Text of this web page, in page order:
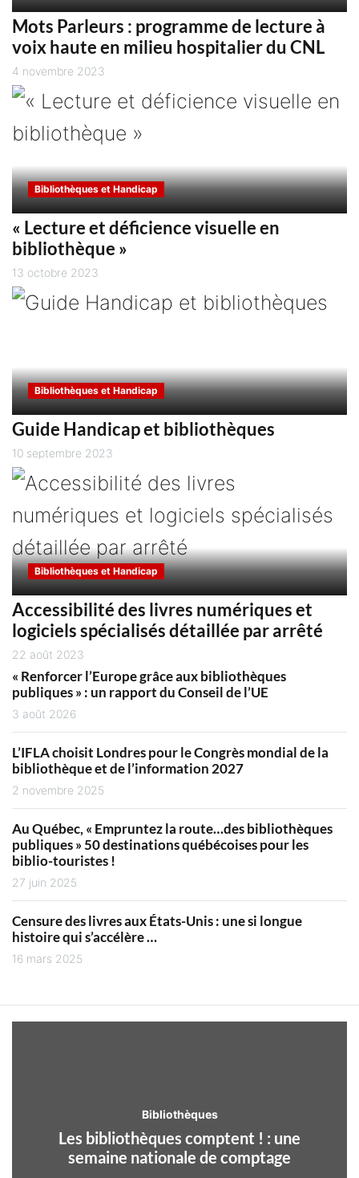
Mots Parleurs : programme de lecture à
voix haute en milieu hospitalier du CNL
4 novembre 2023
Bibliothèques et Handicap
« Lecture et déficience visuelle en
bibliothèque »
13 octobre 2023
Bibliothèques et Handicap
Guide Handicap et bibliothèques
10 septembre 2023
Bibliothèques et Handicap
Accessibilité des livres numériques et
logiciels spécialisés détaillée par arrêté
22 août 2023
« Renforcer l’Europe grâce aux bibliothèques
publiques » : un rapport du Conseil de l’UE
3 août 2026
L’IFLA choisit Londres pour le Congrès mondial de la
bibliothèque et de l’information 2027
2 novembre 2025
Au Québec, « Empruntez la route…des bibliothèques
publiques » 50 destinations québécoises pour les
biblio-touristes !
27 juin 2025
Censure des livres aux États-Unis : une si longue
histoire qui s’accélère …
16 mars 2025
Bibliothèques
Les bibliothèques comptent ! : une
semaine nationale de comptage